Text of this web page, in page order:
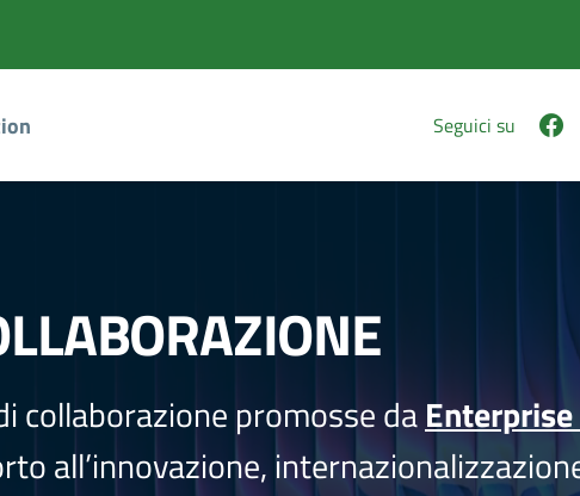
Seguici su
collaborazione promosse da
all’innovazione,